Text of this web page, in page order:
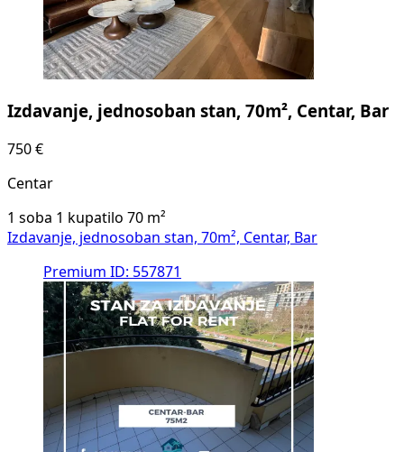
Izdavanje, jednosoban stan, 70m², Centar, Bar
750 €
Centar
1 soba 1 kupatilo 70 m²
Izdavanje, jednosoban stan, 70m², Centar, Bar
Premium ID: 557871